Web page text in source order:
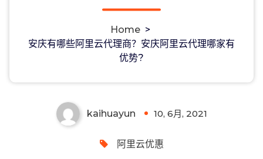
Home >
安庆有哪些阿里云代理商？安庆阿里云代理哪家有
优势?
安庆有哪些阿里云代理商？安庆阿里云
代理哪家有优势?
kaihuayun 10, 6月, 2021
阿里云优惠